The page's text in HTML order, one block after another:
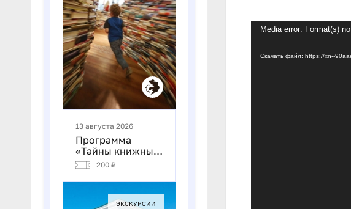
Видеоплеер
Media error: Format(s)
Скачать файл: https://xn--